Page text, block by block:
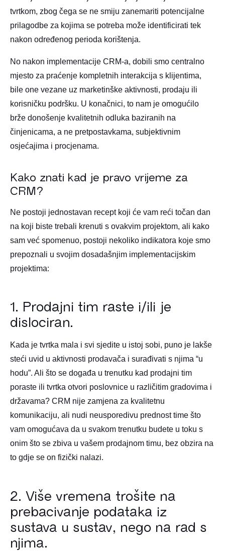
tvrtkom, zbog čega se ne smiju zanemariti potencijalne
prilagodbe za kojima se potreba može identificirati tek
nakon određenog perioda korištenja.
No nakon implementacije CRM-a, dobili smo centralno
mjesto za praćenje kompletnih interakcija s klijentima,
bile one vezane uz marketinške aktivnosti, prodaju ili
korisničku podršku. U konačnici, to nam je omogućilo
brže donošenje kvalitetnih odluka baziranih na
činjenicama, a ne pretpostavkama, subjektivnim
osjećajima i procjenama.
Kako znati kad je pravo vrijeme za
CRM?
Ne postoji jednostavan recept koji će vam reći točan dan
na koji biste trebali krenuti s ovakvim projektom, ali kako
sam već spomenuo, postoji nekoliko indikatora koje smo
prepoznali u svojim dosadašnjim implementacijskim
projektima:
1. Prodajni tim raste i/ili je
dislociran.
Kada je tvrtka mala i svi sjedite u istoj sobi, puno je lakše
steći uvid u aktivnosti prodavača i surađivati s njima “u
hodu”. Ali što se događa u trenutku kad prodajni tim
poraste ili tvrtka otvori poslovnice u različitim gradovima i
državama? CRM nije zamjena za kvalitetnu
komunikaciju, ali nudi neusporedivu prednost time što
vam omogućava da u svakom trenutku budete u toku s
onim što se zbiva u vašem prodajnom timu, bez obzira na
to gdje se on fizički nalazi.
2. Više vremena trošite na
prebacivanje podataka iz
sustava u sustav, nego na rad s
njima.